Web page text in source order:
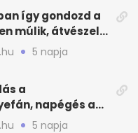
így gondozd a
múlik, átvészeli-
5 napja
a
napégés a
tehetsz most?
5 napja